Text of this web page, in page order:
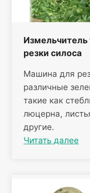
резки силоса
Машина для
различные
такие как
люцерна,
другие.
Читать далее